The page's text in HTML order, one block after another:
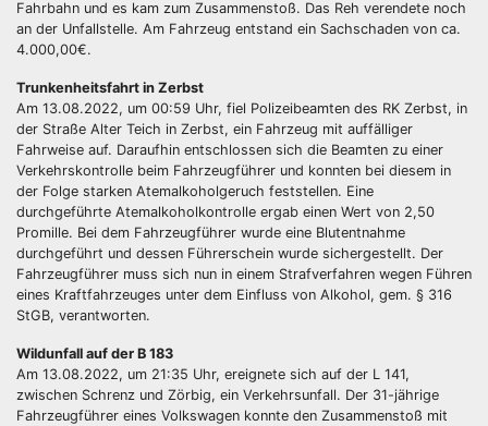
Fahrbahn und es kam zum Zusammenstoß. Das Reh verendete noch
an der Unfallstelle. Am Fahrzeug entstand ein Sachschaden von ca.
4.000,00€.
Trunkenheitsfahrt in Zerbst
Am 13.08.2022, um 00:59 Uhr, fiel Polizeibeamten des RK Zerbst, in
der Straße Alter Teich in Zerbst, ein Fahrzeug mit auffälliger
Fahrweise auf. Daraufhin entschlossen sich die Beamten zu einer
Verkehrskontrolle beim Fahrzeugführer und konnten bei diesem in
der Folge starken Atemalkoholgeruch feststellen. Eine
durchgeführte Atemalkoholkontrolle ergab einen Wert von 2,50
Promille. Bei dem Fahrzeugführer wurde eine Blutentnahme
durchgeführt und dessen Führerschein wurde sichergestellt. Der
Fahrzeugführer muss sich nun in einem Strafverfahren wegen Führen
eines Kraftfahrzeuges unter dem Einfluss von Alkohol, gem. § 316
StGB, verantworten.
Wildunfall auf der B 183
Am 13.08.2022, um 21:35 Uhr, ereignete sich auf der L 141,
zwischen Schrenz und Zörbig, ein Verkehrsunfall. Der 31-jährige
Fahrzeugführer eines Volkswagen konnte den Zusammenstoß mit